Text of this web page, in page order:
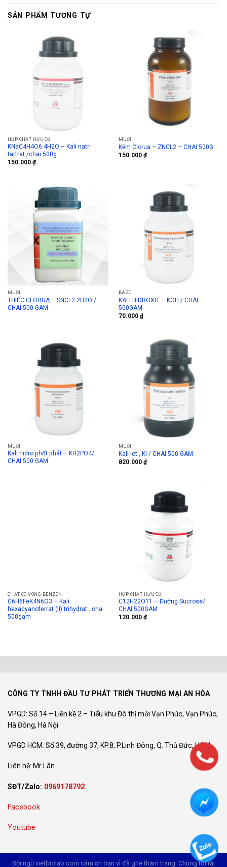
SẢN PHẨM TƯƠNG TỰ
HỢP CHẤT HỮU CƠ
KNaC4H4O6·4H2O – Kali natri
tartrat /chai 500g
150.000 ₫
MUỐI
Kẽm Clorua – ZNCL2 – CHAI 500G
150.000 ₫
MUỐI
THIẾC CLORUA – SNCL2.2H2O /
CHAI 500 GAM
BAZO
KALI HIDROXIT – KOH / CHAI
500GAM
70.000 ₫
MUỐI
Kali hidro phốt phát – KH2PO4/
CHAI 500 GAM
MUỐI
Kali iot , KI / CHAI 500 GAM
820.000 ₫
CHẤT CÓ VÒNG BENZEN
C6H6FeK4N6O3 – Kali
hexacyanoferrat (II) trihydrat . cha
500gam
HỢP CHẤT HỮU CƠ
C12H22O11 – Đường Sucrose/
CHAI 500GAM
120.000 ₫
CÔNG TY TNHH ĐẦU TƯ PHÁT TRIỂN THƯƠNG MẠI AN HÒA
VPGD: Số 14 – Liền kề 2 – Tiểu khu Đô thị mới Vạn Phúc, Vạn Phúc,
Hà Đông, Hà Nội
VPGD HCM: Số 39, đường 37, KP.8, P.Linh Đông, Q. Thủ Đức, HCM
Liên hệ: Mr Lân
SĐT/Zalo: 0969178792
Facebook
Youtube
Đội ngũ vietbiolab.com cảm ơn bạn vì đã ghé thăm trang. Chúng tôi rất